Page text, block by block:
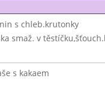
s chleb.krutonky
smaž. v
s kakaem